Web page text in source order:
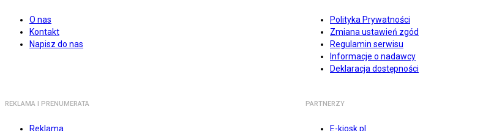
O nas
Kontakt
Napisz do nas
Polityka Prywatności
Zmiana ustawień zgód
Regulamin serwisu
Informacje o nadawcy
Deklaracja dostępności
REKLAMA I PRENUMERATA
Reklama
PARTNERZY
E-kiosk.pl